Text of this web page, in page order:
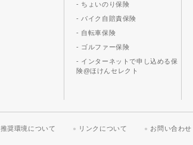
- ちょいのり保険
- バイク自賠責保険
- 自転車保険
- ゴルファー保険
- インターネットで申し込める保
険@ほけんセレクト
推奨環境について リンクについて お問い合わせ